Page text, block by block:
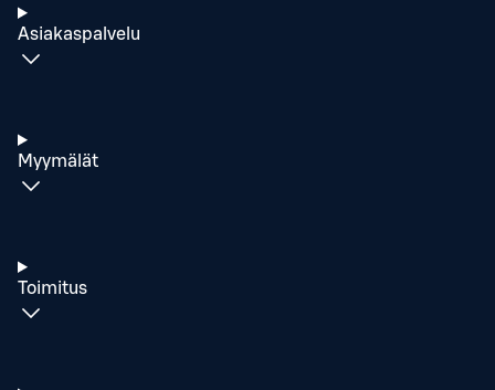
Asiakaspalvelu
Myymälät
Toimitus